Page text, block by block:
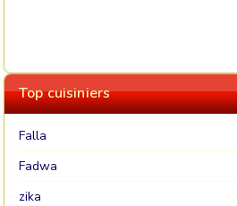
Top cuisiniers
Falla
Fadwa
zika